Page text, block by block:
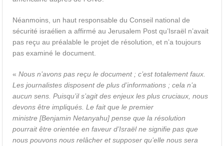
Néanmoins, un haut responsable du Conseil national de
sécurité israélien a affirmé au Jerusalem Post qu’Israël n’avait
pas reçu au préalable le projet de résolution, et n’a toujours
pas examiné le document.
«Nous n’avons pas reçu le document ; c’est totalement faux.
Les journalistes disposent de plus d’informations ; cela n’a
aucun sens.Puisqu’il s’agit des enjeux les plus cruciaux, nous
devons être impliqués. Le fait que le premier
ministre [Benjamin Netanyahu] pense quela résolution
pourrait être orientée en faveur d’Israëlne signifie pas que
nous pouvons nous relâcher et supposer qu’elle nous sera